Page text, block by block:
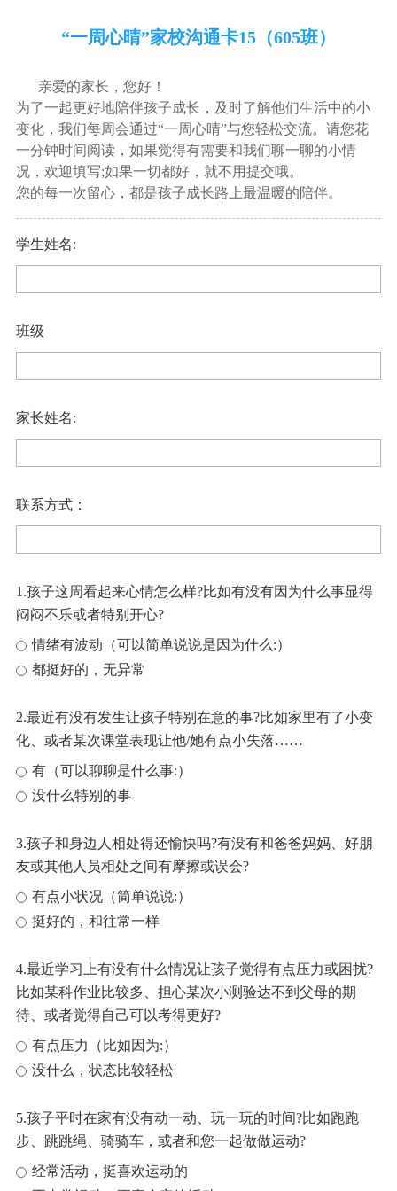
“一周心晴”家校沟通卡15（605班）
亲爱的家长，您好！
为了一起更好地陪伴孩子成长，及时了解他们生活中的小
变化，我们每周会通过“一周心晴”与您轻松交流。请您花
一分钟时间阅读，如果觉得有需要和我们聊一聊的小情
况，欢迎填写;如果一切都好，就不用提交哦。
您的每一次留心，都是孩子成长路上最温暖的陪伴。
学生姓名:
班级
家长姓名:
联系方式：
1.孩子这周看起来心情怎么样?比如有没有因为什么事显得
闷闷不乐或者特别开心?
情绪有波动（可以简单说说是因为什么:）
都挺好的，无异常
2.最近有没有发生让孩子特别在意的事?比如家里有了小变
化、或者某次课堂表现让他/她有点小失落……
有（可以聊聊是什么事:）
没什么特别的事
3.孩子和身边人相处得还愉快吗?有没有和爸爸妈妈、好朋
友或其他人员相处之间有摩擦或误会?
有点小状况（简单说说:）
挺好的，和往常一样
4.最近学习上有没有什么情况让孩子觉得有点压力或困扰?
比如某科作业比较多、担心某次小测验达不到父母的期
待、或者觉得自己可以考得更好?
有点压力（比如因为:）
没什么，状态比较轻松
5.孩子平时在家有没有动一动、玩一玩的时间?比如跑跑
步、跳跳绳、骑骑车，或者和您一起做做运动?
经常活动，挺喜欢运动的